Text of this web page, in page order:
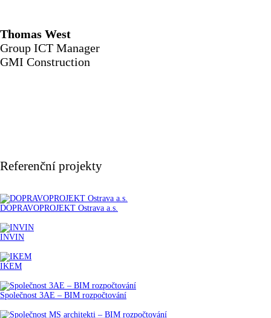
Thomas West
Group ICT Manager
GMI Construction
Referenční projekty
DOPRAVOPROJEKT Ostrava a.s.
INVIN
IKEM
Společnost 3AE – BIM rozpočtování